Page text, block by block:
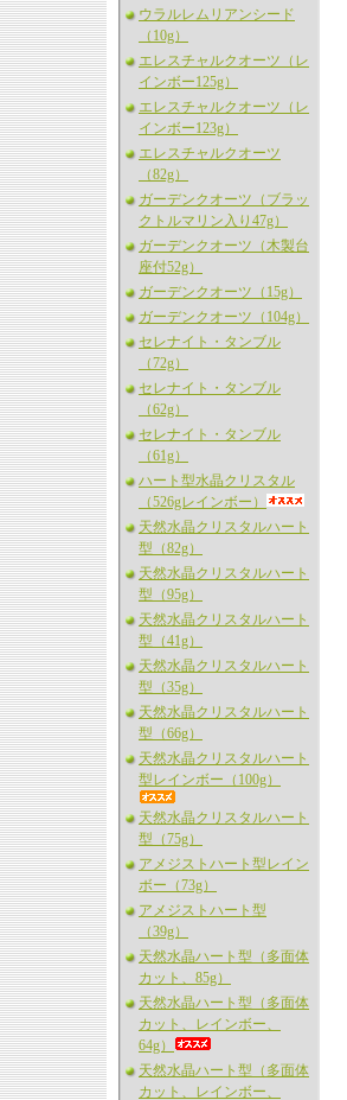
ウラルレムリアンシード
（10g）
エレスチャルクオーツ（レ
インボー125g）
エレスチャルクオーツ（レ
インボー123g）
エレスチャルクオーツ
（82g）
ガーデンクオーツ（ブラッ
クトルマリン入り47g）
ガーデンクオーツ（木製台
座付52g）
ガーデンクオーツ（15g）
ガーデンクオーツ（104g）
セレナイト・タンブル
（72g）
セレナイト・タンブル
（62g）
セレナイト・タンブル
（61g）
ハート型水晶クリスタル
（526gレインボー）
天然水晶クリスタルハート
型（82g）
天然水晶クリスタルハート
型（95g）
天然水晶クリスタルハート
型（41g）
天然水晶クリスタルハート
型（35g）
天然水晶クリスタルハート
型（66g）
天然水晶クリスタルハート
型レインボー（100g）
天然水晶クリスタルハート
型（75g）
アメジストハート型レイン
ボー（73g）
アメジストハート型
（39g）
天然水晶ハート型（多面体
カット、85g）
天然水晶ハート型（多面体
カット、レインボー、
64g）
天然水晶ハート型（多面体
カット、レインボー、